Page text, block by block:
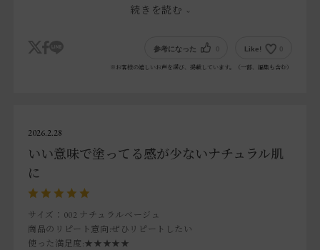
続きを読む
参考になった Like!
※お客様の嬉しいお声を選び、掲載しています。（一部、編集も含む）
2026.2.28
いい意味で塗ってる感が少ないナチュラル肌
に
サイズ：002 ナチュラルベージュ
商品のリピート意向:ぜひリピートしたい
使った満足度:★★★★★